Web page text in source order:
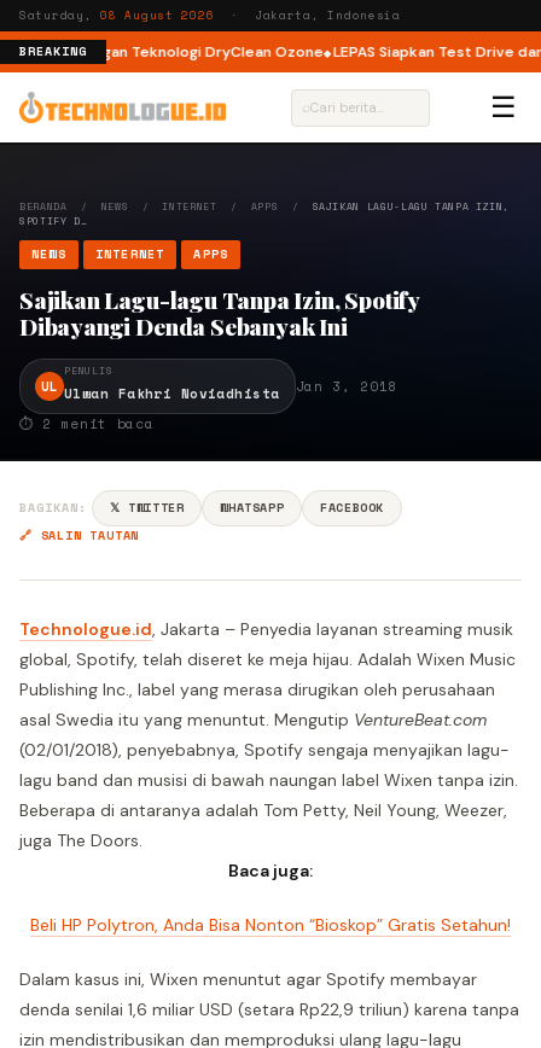
Saturday,08 August 2026 · Jakarta, Indonesia
BREAKING
Load dengan Teknologi DryClean Ozone LEPAS Siapkan Test Drive dan
⌕ ☰
BERANDA / NEWS / INTERNET / APPS / SAJIKAN LAGU-LAGU TANPA IZIN,
SPOTIFY D…
NEWS INTERNET APPS
Sajikan Lagu-lagu Tanpa Izin, Spotify
Dibayangi Denda Sebanyak Ini
UL
PENULIS
Ulwan Fakhri Noviadhista
Jan 3, 2018
⏱ 2 menit baca
BAGIKAN: 𝕏 TWITTER WHATSAPP
FACEBOOK
🔗 SALIN TAUTAN
Technologue.id, Jakarta – Penyedia layanan streaming musik
global, Spotify, telah diseret ke meja hijau. Adalah Wixen Music
Publishing Inc., label yang merasa dirugikan oleh perusahaan
asal Swedia itu yang menuntut. Mengutip VentureBeat.com
(02/01/2018), penyebabnya, Spotify sengaja menyajikan lagu-
lagu band dan musisi di bawah naungan label Wixen tanpa izin.
Beberapa di antaranya adalah Tom Petty, Neil Young, Weezer,
juga The Doors.
Baca juga:
Beli HP Polytron, Anda Bisa Nonton “Bioskop” Gratis Setahun!
Dalam kasus ini, Wixen menuntut agar Spotify membayar
denda senilai 1,6 miliar USD (setara Rp22,9 triliun) karena tanpa
izin mendistribusikan dan memproduksi ulang lagu-lagu